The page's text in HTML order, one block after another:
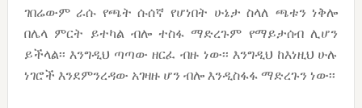
ገበሬውም ራሱ የጫት ሱሰኛ የሆነበት ሁኔታ ስላለ ጫቱን ነቅሎ
በሌላ ምርት ይተካል ብሎ ተስፋ ማድረጉም የማይታሰብ ሊሆን
ይችላል፡፡ እንግዲህ ጣጣው ዘርፈ ብዙ ነው፡፡ እንግዲህ ከእነዚህ ሁሉ
ነገሮች እንደምንረዳው አገዛዙ ሆን ብሎ እንዲስፋፋ ማድረጉን ነው፡፡